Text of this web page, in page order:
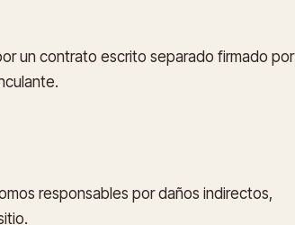
un contrato escrito separado firmado por
responsables por daños indirectos,